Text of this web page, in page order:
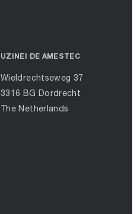
UZINEI DE AMESTEC
Wieldrechtseweg 37
3316 BG Dordrecht
The Netherlands